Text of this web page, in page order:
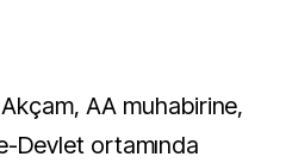
AA muhabirine,
Devlet ortamında